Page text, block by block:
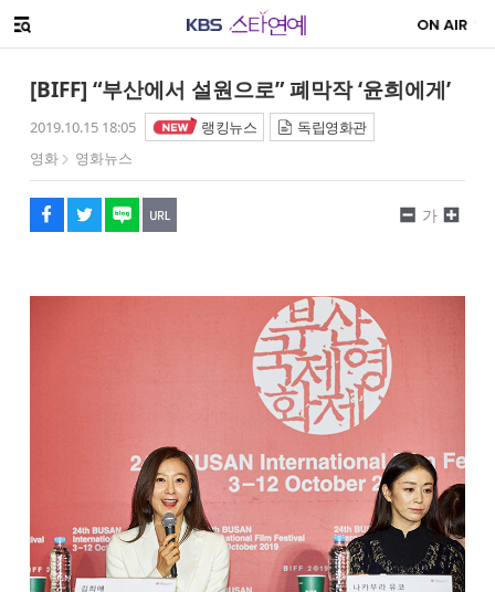
메뉴 열기
[BIFF] “부산에서 설원으로” 폐막작 ‘윤희에게’
2019.10.15 18:05 랭킹뉴스
독립영화관
영화
영화뉴스
페이스북
트위터
네이버
URL복사
글씨 작게보기
가
글씨 크게보기
해시태그